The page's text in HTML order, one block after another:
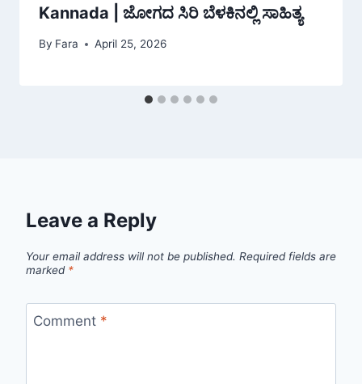
Kannada | ಜೋಗದ ಸಿರಿ ಬೆಳಕಿನಲ್ಲಿ ಸಾಹಿತ್ಯ
By Fara April 25, 2026
Leave a Reply
Your email address will not be published. Required fields are
marked *
Comment *